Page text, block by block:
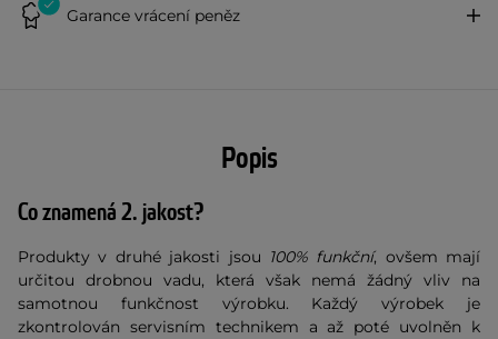
Garance vrácení peněz
Popis
Co znamená 2. jakost?
Produkty v druhé jakosti jsou 100% funkční, ovšem mají
určitou drobnou vadu, která však nemá žádný vliv na
samotnou funkčnost výrobku. Každý výrobek je
zkontrolován servisním technikem a až poté uvolněn k